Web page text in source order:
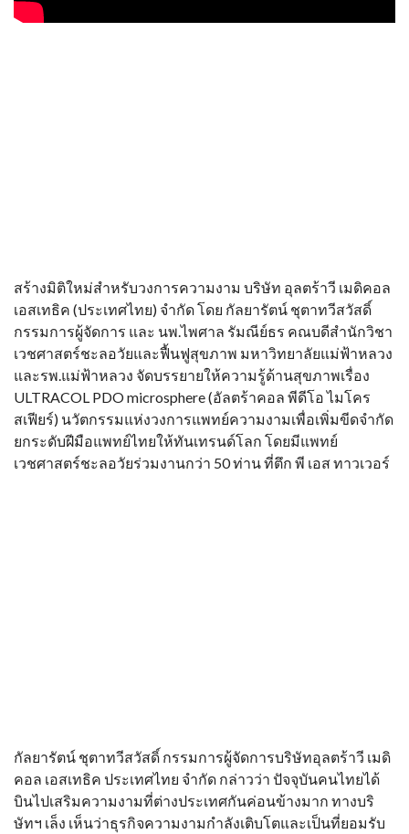
สร้างมิติใหม่สำหรับวงการความงาม บริษัท อุลตร้าวี เมดิคอล
เอสเทธิค (ประเทศไทย) จำกัด โดย กัลยารัตน์ ชุตาทวีสวัสดิ์
กรรมการผู้จัดการ และ นพ.ไพศาล รัมณีย์ธร คณบดีสำนักวิชา
เวชศาสตร์ชะลอวัยและฟื้นฟูสุขภาพ มหาวิทยาลัยแม่ฟ้าหลวง
และรพ.แม่ฟ้าหลวง จัดบรรยายให้ความรู้ด้านสุขภาพเรื่อง
ULTRACOL PDO microsphere (อัลตร้าคอล พีดีโอ ไมโคร
สเฟียร์) นวัตกรรมแห่งวงการแพทย์ความงามเพื่อเพิ่มขีดจำกัด
ยกระดับฝีมือแพทย์ไทยให้ทันเทรนด์โลก โดยมีแพทย์
เวชศาสตร์ชะลอวัยร่วมงานกว่า 50 ท่าน ที่ตึก พี เอส ทาวเวอร์
กัลยารัตน์ ชุตาทวีสวัสดิ์ กรรมการผู้จัดการบริษัทอุลตร้าวี เมดิ
คอล เอสเทธิค ประเทศไทย จำกัด กล่าวว่า ปัจจุบันคนไทยได้
บินไปเสริมความงามที่ต่างประเทศกันค่อนข้างมาก ทางบริ
ษัทฯ เล็ง เห็นว่าธุรกิจความงามกำลังเติบโตและเป็นที่ยอมรับ